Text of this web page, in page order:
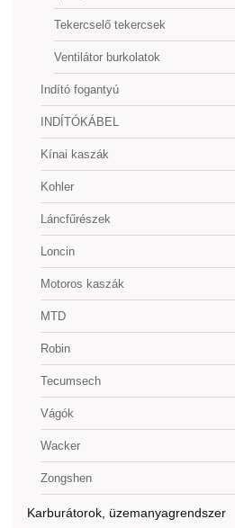
Tekercselő tekercsek
Ventilátor burkolatok
Indító fogantyú
INDÍTÓKÁBEL
Kínai kaszák
Kohler
Láncfűrészek
Loncin
Motoros kaszák
MTD
Robin
Tecumsech
Vágók
Wacker
Zongshen
Karburátorok, üzemanyagrendszer